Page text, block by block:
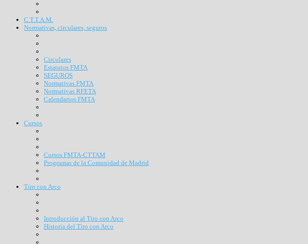
C.T.T.A.M.
Normativas, circulares, seguros
Circulares
Estatutos FMTA
SEGUROS
Normativas FMTA
Normativas RFETA
Calendarios FMTA
Cursos
Cursos FMTA-CTTAM
Programas de la Comunidad de Madrid
Tiro con Arco
Introducción al Tiro con Arco
Historia del Tiro con Arco